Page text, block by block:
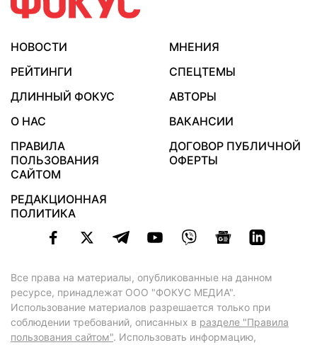
НОВОСТИ
МНЕНИЯ
РЕЙТИНГИ
СПЕЦТЕМЫ
ДЛИННЫЙ ФОКУС
АВТОРЫ
О НАС
ВАКАНСИИ
ПРАВИЛА
ПОЛЬЗОВАНИЯ
САЙТОМ
ДОГОВОР ПУБЛИЧНОЙ
ОФЕРТЫ
РЕДАКЦИОННАЯ
ПОЛИТИКА
Все права на материалы, опубликованные на данном
ресурсе, принадлежат ООО "ФОКУС МЕДИА".
Использование материалов разрешается только при
соблюдении требований, описанных в разделе "Правила
пользования сайтом". Использовать информацию,